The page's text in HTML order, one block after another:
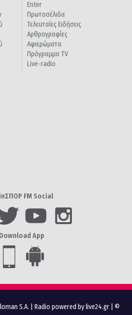
Enter
Πρωτοσέλιδα
Τελευταίες Ειδήσεις
Αρθρογραφίες
Αφιερώματα
Πρόγραμμα TV
Live-radio
FM Social
Download App
S.A. Radio powered by live24.gr | ©